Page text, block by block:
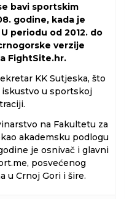
bavi sportskim
godine, kada je
periodu od 2012. do
verzije
FightSite.hr.
KK Sutjeska, što
u sportskoj
na Fakultetu za
akademsku podlogu
je osnivač i glavni
posvećenog
u Crnoj Gori i šire.